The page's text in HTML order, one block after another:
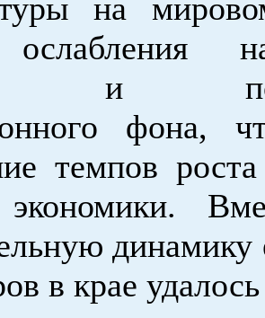
на
и
фона,
темпов
экономики.
динамику
в крае